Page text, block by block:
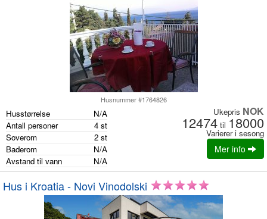
Husnummer #1764826
Husstørrelse
N/A
Antall personer
4 st
Soverom
2 st
Baderom
N/A
Avstand til vann
N/A
Ukepris NOK
12474 til 18000
Varierer i sesong
Mer info
Hus i Kroatia - Novi Vinodolski